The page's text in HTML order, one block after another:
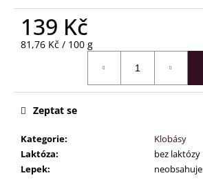
139 Kč
Měrná
81,76 Kč / 100 g
Kategorie:
Klobásy
Laktóza:
bez laktózy
Lepek: neobsahuje
Zeptat se
č
e